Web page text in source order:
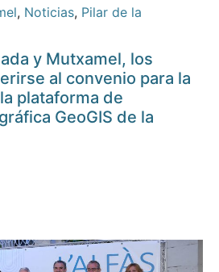
, Noticias, Pilar de la
y Mutxamel, los
al convenio para la
plataforma de
GeoGIS de la